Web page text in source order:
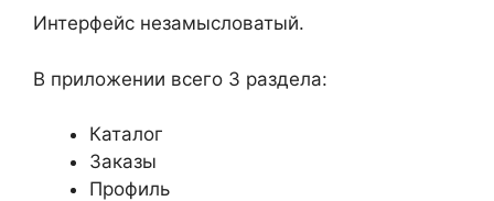
Интерфейс незамысловатый.
В приложении всего 3 раздела:
Каталог
Заказы
Профиль